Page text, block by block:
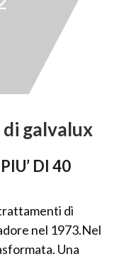
galvalux
DI 40
di
nel 1973.Nel
Una